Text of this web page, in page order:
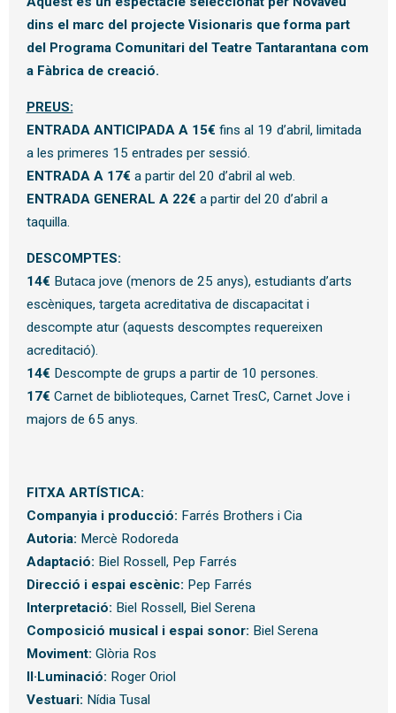
dins el marc del projecte Visionaris que forma part
del Programa Comunitari del Teatre Tantarantana com
a Fàbrica de creació.
PREUS:
ENTRADA ANTICIPADA A 15€ fins al 19 d’abril, limitada
a les primeres 15 entrades per sessió.
ENTRADA A 17€ a partir del 20 d’abril al web.
ENTRADA GENERAL A 22€ a partir del 20 d’abril a
taquilla.
DESCOMPTES:
14€ Butaca jove (menors de 25 anys), estudiants d’arts
escèniques, targeta acreditativa de discapacitat i
descompte atur (aquests descomptes requereixen
acreditació).
14€ Descompte de grups a partir de 10 persones.
17€ Carnet de biblioteques, Carnet TresC, Carnet Jove i
majors de 65 anys.
FITXA ARTÍSTICA:
Companyia i producció: Farrés Brothers i Cia
Autoria: Mercè Rodoreda
Adaptació: Biel Rossell, Pep Farrés
Direcció i espai escènic: Pep Farrés
Interpretació: Biel Rossell, Biel Serena
Composició musical i espai sonor: Biel Serena
Moviment: Glòria Ros
Il·Luminació: Roger Oriol
Vestuari: Nídia Tusal